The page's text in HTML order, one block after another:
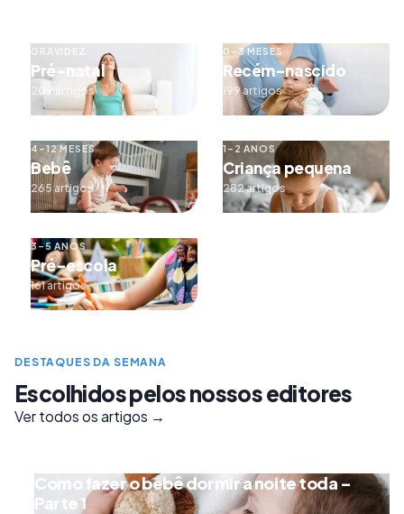
GRAVIDEZ
Pré-natal
209 artigos
0–3 MESES
Recém-nascido
199 artigos
4–12 MESES
Bebê
265 artigos
1–2 ANOS
Criança pequena
282 artigos
3–5 ANOS
Pré-escola
161 artigos
DESTAQUES DA SEMANA
Escolhidos pelos nossos editores
Ver todos os artigos →
Como fazer o bebê dormir a noite toda –
Parte 1